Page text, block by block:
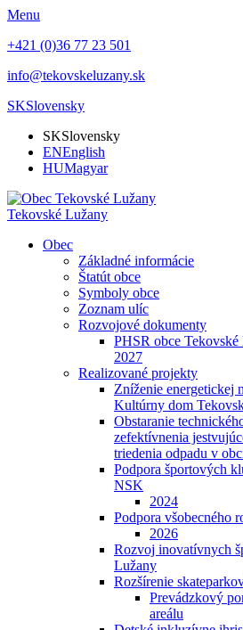
Menu
+421 (0)36 77 23 501
info@tekovskeluzany.sk
SKSlovensky
SKSlovensky
ENEnglish
HUMagyar
Tekovské Lužany
Obec
Základné informácie
Štatút obce
Symboly obce
Zoznam ulíc
Rozvojové dokumenty
PHSR obce
2027
Realizované projekty
Zníženie energetickej
Kultúrny dom
Obstaranie
zefektívnenia
triedenia odpadu v
Podpora športových
NSK
2024
Podpora všobecného
2026
Rozvoj inovatívnych
Lužany
Rozšírenie
Prevádzkový
areálu